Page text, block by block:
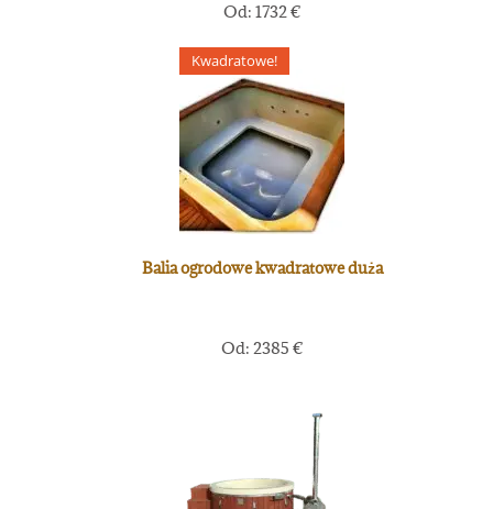
Od: 1732€
Kwadratowe!
Balia ogrodowe kwadratowe duża
Od: 2385 €